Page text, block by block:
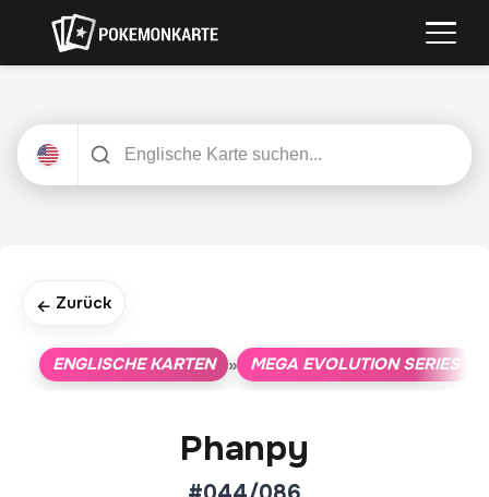
← Zurück
ENGLISCHE KARTEN » MEGA EVOLUTION SERIES
Phanpy